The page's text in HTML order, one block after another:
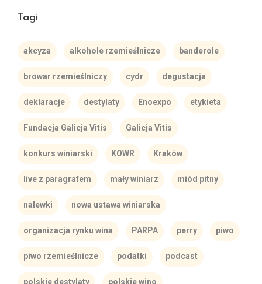
Tagi
akcyza alkohole rzemieślnicze banderole
browar rzemieślniczy cydr degustacja
deklaracje destylaty Enoexpo etykieta
Fundacja Galicja Vitis Galicja Vitis
konkurs winiarski KOWR Kraków
live z paragrafem mały winiarz miód pitny
nalewki nowa ustawa winiarska
organizacja rynku wina PARPA perry piwo
piwo rzemieślnicze podatki podcast
polskie destylaty polskie wino